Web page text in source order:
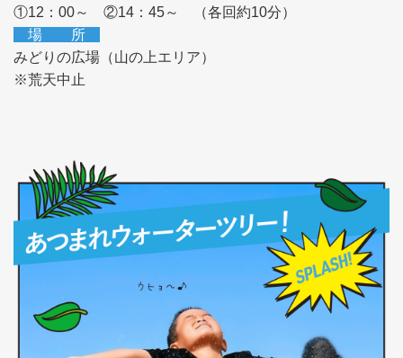
①12：00～ ②14：45～ （各回約10分）
場 所
みどりの広場（山の上エリア）
※荒天中止